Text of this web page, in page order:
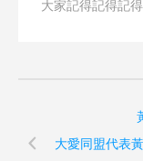
大家記得記得記
大愛同盟代表